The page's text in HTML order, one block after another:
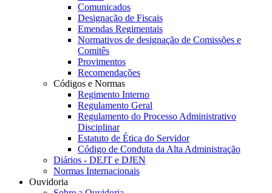
Comunicados
Designação de Fiscais
Emendas Regimentais
Normativos de designação de Comissões e
Comitês
Provimentos
Recomendações
Códigos e Normas
Regimento Interno
Regulamento Geral
Regulamento do Processo Administrativo
Disciplinar
Estatuto de Ética do Servidor
Código de Conduta da Alta Administração
Diários - DEJT e DJEN
Normas Internacionais
Ouvidoria